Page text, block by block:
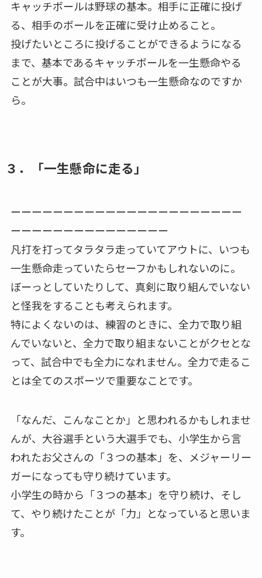
キャッチボールは野球の基本。相手に正確に投げ
る、相手のボールを正確に受け止めること。
投げたいところに投げることができるようになる
まで、基本であるキャッチボールを一生懸命やる
ことが大事。試合中はいつも一生懸命なのですか
ら。
３．「一生懸命に走る」
ーーーーーーーーーーーーーーーーーーーーーー
ーーーーーーーーーーーーーーー
凡打を打ってタラタラ走っていてアウトに、いつも
一生懸命走っていたらセーフかもしれないのに。
ぼーっとしていたりして、真剣に取り組んでいない
と怪我をすることも考えられます。
特によくないのは、練習のときに、全力で取り組
んでいないと、全力で取り組まないことがクセとな
って、試合中でも全力になれません。全力で走るこ
とは全てのスポーツで重要なことです。
「なんだ、こんなことか」と思われるかもしれませ
んが、大谷選手という大選手でも、小学生から言
われたお父さんの「３つの基本」を、メジャーリー
ガーになっても守り続けています。
小学生の時から「３つの基本」を守り続け、そし
て、やり続けたことが「力」となっていると思いま
す。